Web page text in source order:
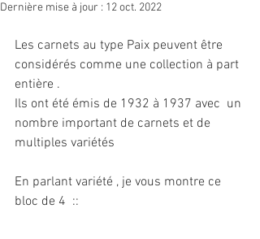
Dernière mise à jour : 12 oct. 2022
Les carnets au type Paix peuvent être
considérés comme une collection à part
entière .
Ils ont été émis de 1932 à 1937 avec  un
nombre important de carnets et de
multiples variétés
En parlant variété , je vous montre ce
bloc de 4  ::